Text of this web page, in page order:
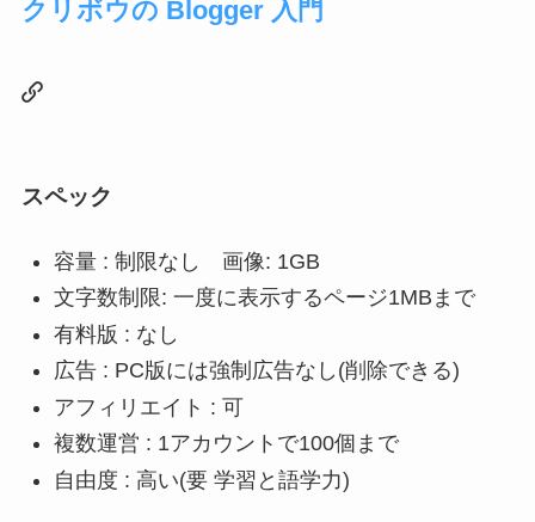
クリボウの Blogger 入門
スペック
容量 : 制限なし 画像: 1GB
文字数制限: 一度に表示するページ1MBまで
有料版 : なし
広告 : PC版には強制広告なし(削除できる)
アフィリエイト : 可
複数運営 : 1アカウントで100個まで
自由度 : 高い(要 学習と語学力)